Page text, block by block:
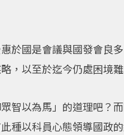
於國是會議與國發會良
，以至於迄今仍處困境難
智以為馬」的道理吧？
種以科員心態領導國政